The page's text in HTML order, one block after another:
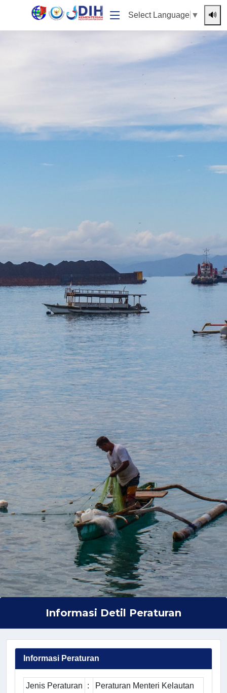
Select Language ▼ 🔊
Informasi Detil Peraturan
Informasi Peraturan
Jenis Peraturan :
Peraturan Menteri Kelautan